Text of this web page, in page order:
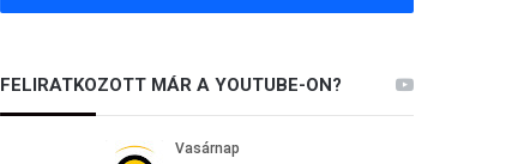
FELIRATKOZOTT MÁR A YOUTUBE-ON?